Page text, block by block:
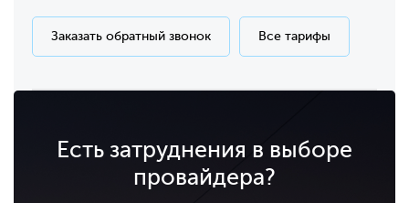
Заказать обратный звонок Все тарифы
Есть затруднения в выборе
провайдера?